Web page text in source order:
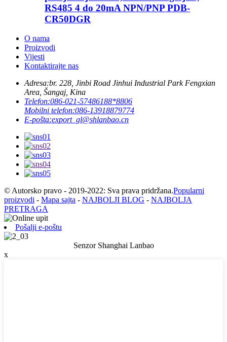
RS485 4 do 20mA NPN/PNP PDB-
CR50DGR
O nama
Proizvodi
Vijesti
Kontaktirajte nas
Adresa:br. 228, Jinbi Road Jinhui Industrial Park Fengxian
Area, Šangaj, Kina
Telefon:086-021-57486188*8806
Mobilni telefon:086-13918879774
E-pošta:export_gl@shlanbao.cn
© Autorsko pravo - 2019-2022: Sva prava pridržana.Popularni
proizvodi - Mapa sajta - NAJBOLJI BLOG - NAJBOLJA
PRETRAGA
Pošalji e-poštu
Senzor Shanghai Lanbao
x